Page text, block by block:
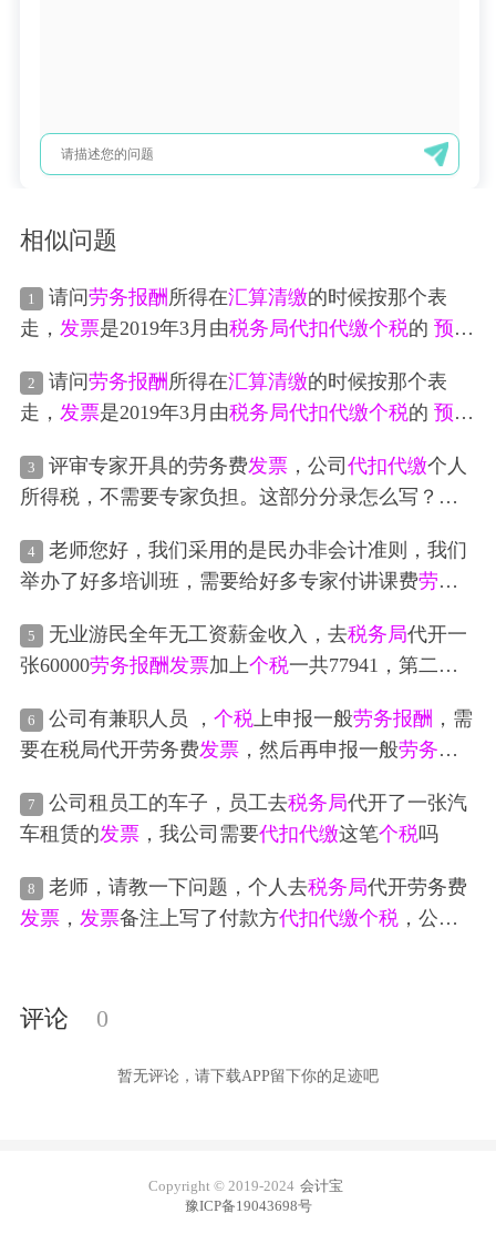
相似问题
1 请问劳务报酬 所得在汇算清缴的时候按那个表
走， 发票是2019年3月由税务局代扣代缴个税的 预缴
2 请问劳务报酬 所得在汇算清缴的时候按那个表
走， 发票是2019年3月由税务局代扣代缴个税的 预缴
3 评审专家开具的劳务费发票，公司 代扣代缴个人
所得税，不需要专家负担。这部分分录怎么写？开
申报填写，但是都计提在：借：管理费用 贷；应付
职工薪酬里面了，年度企业所得税汇算清缴，都算
做工资里面了，这么做有问题吗
4
老师您好，我们采用的是民办非会计准则，我们
举办了好多培训班，需要给好多专家付讲课费劳务
给发劳务费的专家们去税务局代开发票吗？如果没
有开发票就不能计入到成本中吗？
5 无业游民全年无工资薪金收入，去税务局代开一
张60000劳务报酬发票加上个税一共77941，第二年
吗？
6 公司有兼职人员 ， 个税上申报一般劳务报酬 ，需
要在税局代开劳务费发票，然后再申报一般劳务报
票有风险吗
7 公司租员工的车子，员工去税务局代开了一张汽
车租赁的发票，我公司需要代扣代缴这笔个税吗
8 老师，请教一下问题，个人去税务局代开劳务费
发票， 发票备注上写了付款方代扣代缴个税，公司
评论 0
暂无评论，请下载APP留下你的足迹吧
Copyright © 2019-2024 会计宝
豫ICP备19043698号